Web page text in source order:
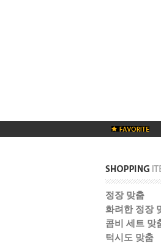
정장 맞춤
화려한 정장
콤비 세트 맞
턱시도 맞춤